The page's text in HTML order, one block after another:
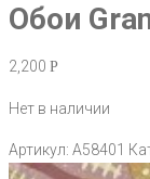
Обои
2,200 Р
Нет в наличии
Артикул: A58401